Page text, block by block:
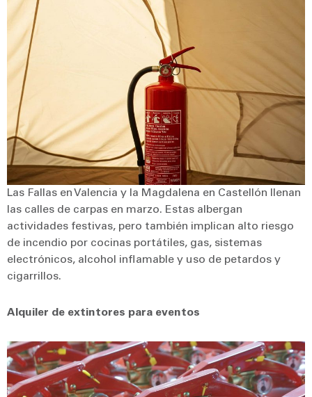
Las Fallas en Valencia y la Magdalena en Castellón llenan
las calles de carpas en marzo. Estas albergan
actividades festivas, pero también implican alto riesgo
de incendio por cocinas portátiles, gas, sistemas
electrónicos, alcohol inflamable y uso de petardos y
cigarrillos.
Alquiler de extintores para eventos